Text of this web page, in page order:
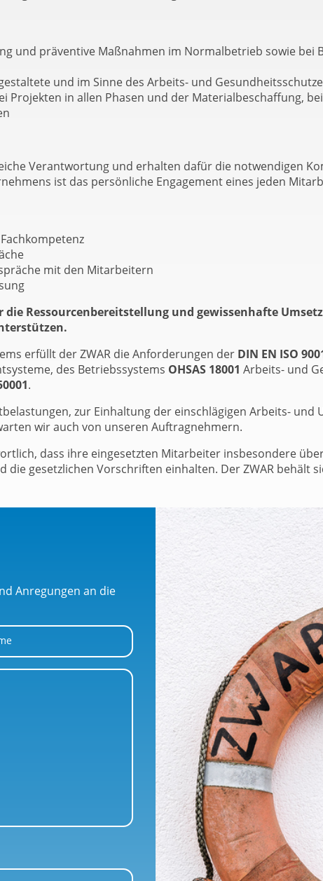
präventive Maßnahmen im Normalbetrieb sowie bei
und im Sinne des Arbeits- und
in allen Phasen und der Materialbeschaffung,
Verantwortung und erhalten dafür die notwendigen
ist das persönliche Engagement eines jeden
mit den Mitarbeitern
Ressourcenbereitstellung und gewissenhafte
erfüllt der ZWAR die Anforderungen der DIN EN ISO
des Betriebssystems OHSAS 18001 Arbeits- und
.
zur Einhaltung der einschlägigen Arbeits-
wir auch von unseren Auftragnehmern.
dass ihre eingesetzten Mitarbeiter insbesondere
gesetzlichen Vorschriften einhalten. Der ZWAR behält
Anregungen an die